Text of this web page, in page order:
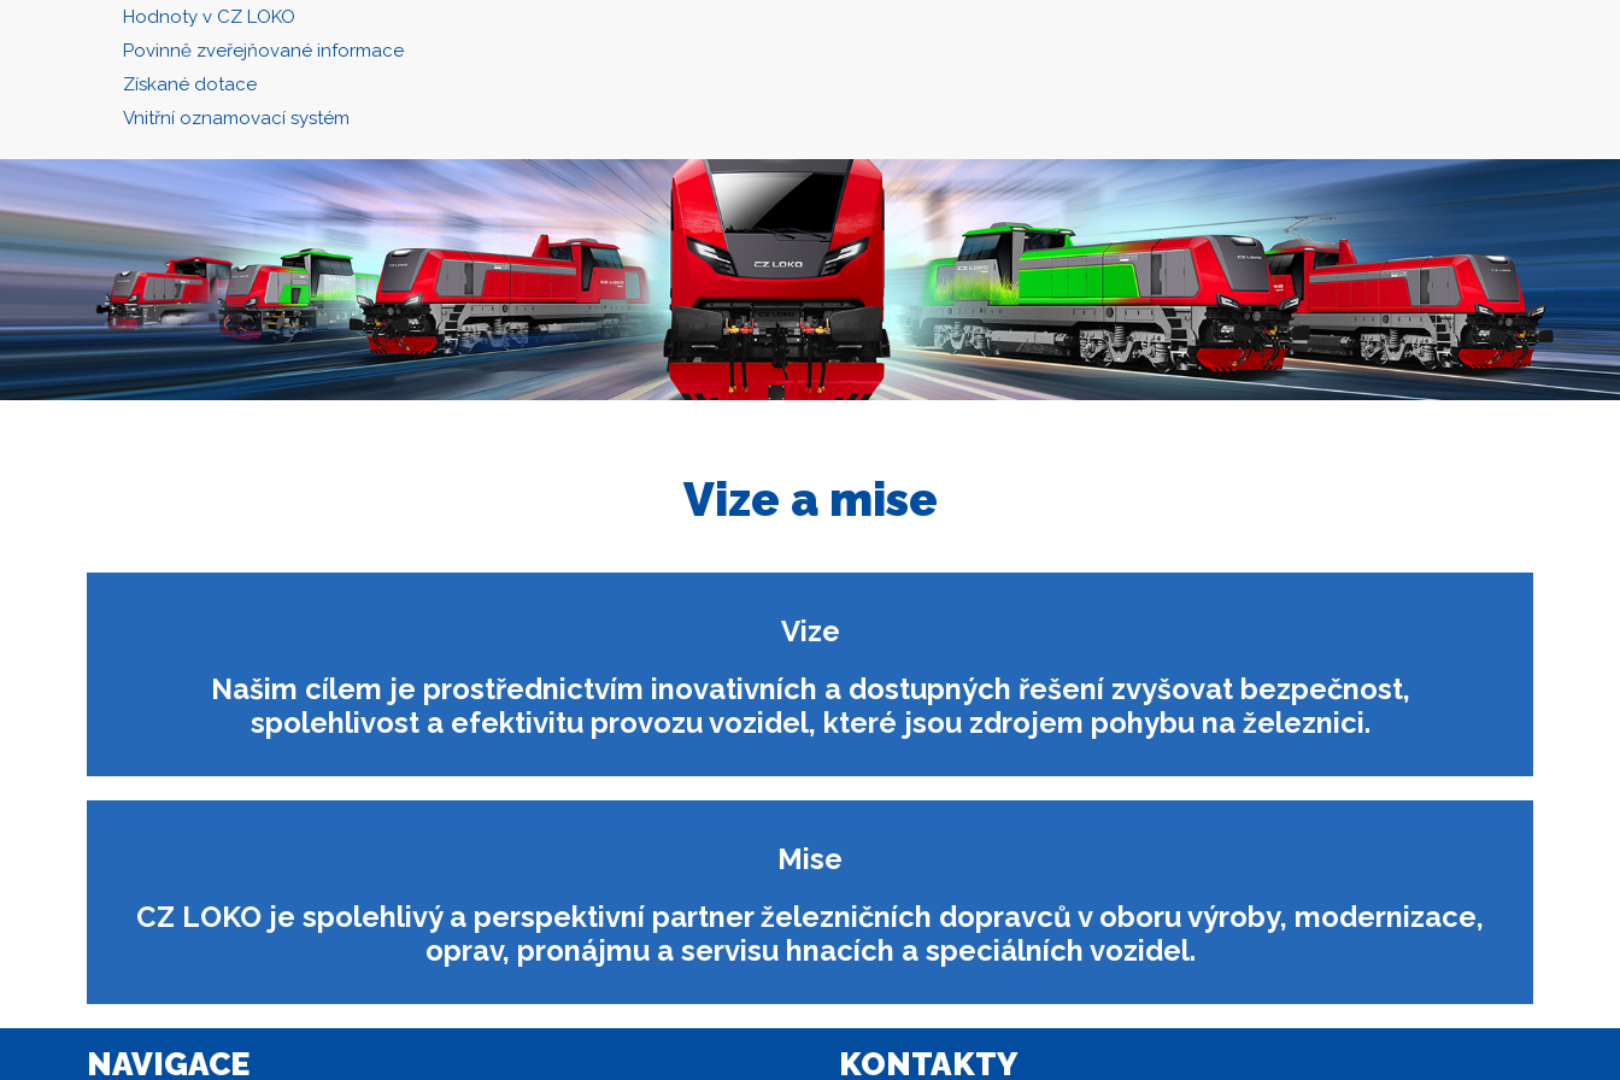
Hodnoty v CZ LOKO
Povinně zveřejňované informace
Získané dotace
Vnitřní oznamovací systém
Vize a mise
Vize
Našim cílem je prostřednictvím inovativních a dostupných řešení zvyšovat bezpečnost,
spolehlivost a efektivitu provozu vozidel, které jsou zdrojem pohybu na železnici.
Mise
CZ LOKO je spolehlivý a perspektivní partner železničních dopravců v oboru výroby, modernizace,
oprav, pronájmu a servisu hnacích a speciálních vozidel.
NAVIGACE KONTAKTY